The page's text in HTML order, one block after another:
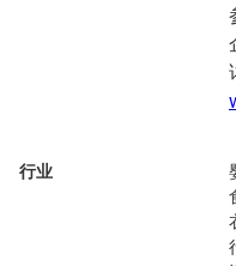
行业